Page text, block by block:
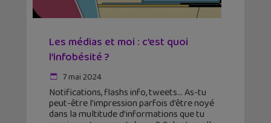
Les médias et moi : c’est quoi
l’infobésité ?
7 mai 2024
Notifications, flashs info, tweets… As-tu
peut-être l’impression parfois d’être noyé
dans la multitude d’informations que tu